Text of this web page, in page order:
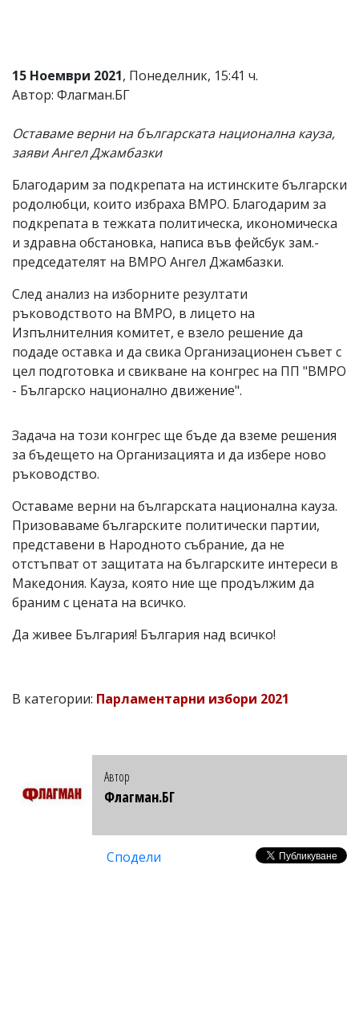
въвеждат
от
читателите
редакцията
не
носи
за
тях!
Ако
откриете
обиден
за
коментар,
сигнализирайте
ни!
15 Ноември 2021, Понеделник, 15:41 ч.
Автор: Флагман.БГ
Оставаме верни на българската национална кауза,
заяви Ангел Джамбазки
Благодарим за подкрепата на истинските български
родолюбци, които избраха ВМРО. Благодарим за
подкрепата в тежката политическа, икономическа
и здравна обстановка, написа във фейсбук зам.-
председателят на ВМРО Ангел Джамбазки.
След анализ на изборните резултати
ръководството на ВМРО, в лицето на
Изпълнителния комитет, е взело решение да
подаде оставка и да свика Организационен съвет с
цел подготовка и свикване на конгрес на ПП "ВМРО
- Българско национално движение".
Задача на този конгрес ще бъде да вземе решения
за бъдещето на Организацията и да избере ново
ръководство.
Оставаме верни на българската национална кауза.
Призоваваме българските политически партии,
представени в Народното събрание, да не
отстъпват от защитата на българските интереси в
Македония. Кауза, която ние ще продължим да
браним с цената на всичко.
Да живее България! България над всичко!
В категории: Парламентарни избори 2021
Автор
Флагман.БГ
Сподели